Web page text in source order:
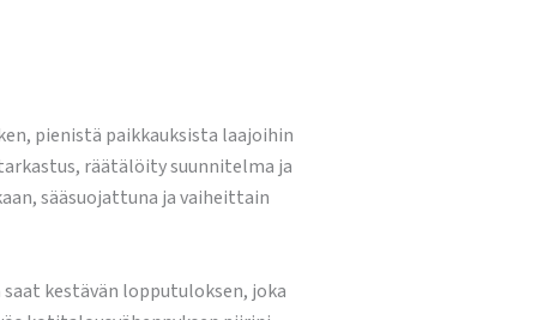
pienistä paikkauksista laajoihin
räätälöity suunnitelma ja
sääsuojattuna ja vaiheittain
kestävän lopputuloksen, joka